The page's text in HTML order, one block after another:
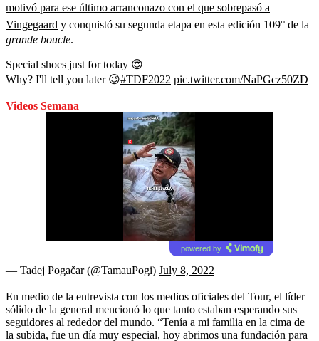
motivó para ese último arranconazo con el que sobrepasó a
Vingegaard y conquistó su segunda etapa en esta edición 109° de la
grande boucle.
Special shoes just for today 😍
Why? I'll tell you later 😉#TDF2022 pic.twitter.com/NaPGcz50ZD
Videos Semana
powered by
— Tadej Pogačar (@TamauPogi) July 8, 2022
En medio de la entrevista con los medios oficiales del Tour, el líder
sólido de la general mencionó lo que tanto estaban esperando sus
seguidores al rededor del mundo. “Tenía a mi familia en la cima de
la subida, fue un día muy especial, hoy abrimos una fundación para